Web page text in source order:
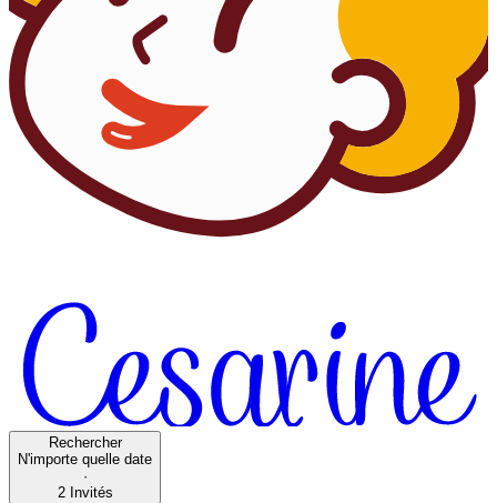
Rechercher
N'importe quelle date
·
2 Invités